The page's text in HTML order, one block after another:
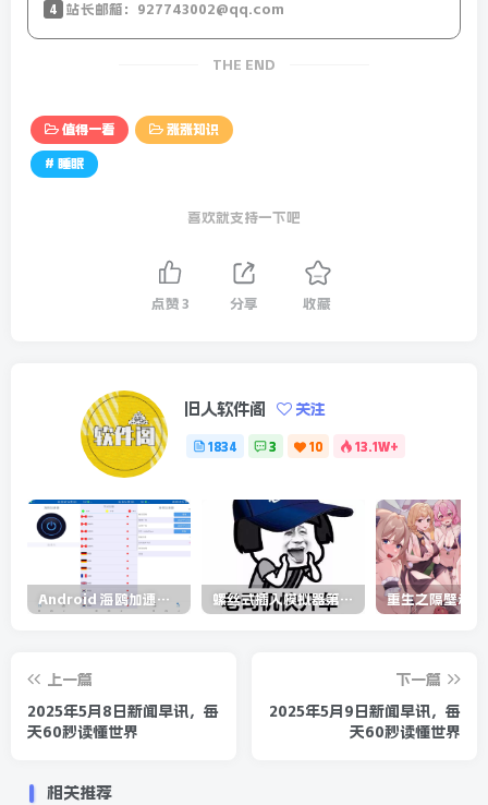
4 站长邮箱：927743002@qq.com
THE END
值得一看 涨涨知识
# 睡眠
喜欢就支持一下吧
点赞 3 分享 收藏
旧人软件阁 关注
1834 3 10 13.1W+
Android 海鸥加速器v6.6.3(解锁会员) 螺丝式插入模拟器第5代/NejicomiSimulator.Vol.5.v1.0.2
上一篇
2025年5月8日新闻早讯，每
天60秒读懂世界
下一篇
2025年5月9日新闻早讯，每
天60秒读懂世界
相关推荐